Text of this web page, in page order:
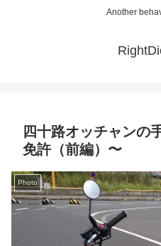
Another
四十路オッチャンの
免許（前編）〜
Photo